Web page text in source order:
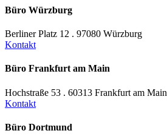
Büro Würzburg
Berliner Platz 12 . 97080 Würzburg
Kontakt
Büro Frankfurt am Main
Hochstraße 53 . 60313 Frankfurt am Main
Kontakt
Büro Dortmund